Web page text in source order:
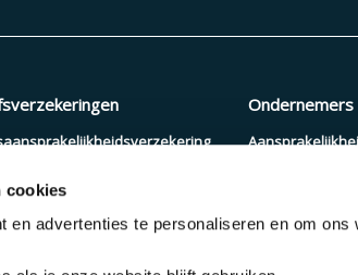
cookies
en advertenties te personaliseren en om ons
autoverzekering
Ondernemers